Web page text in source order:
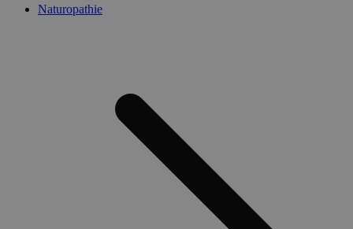
Naturopathie